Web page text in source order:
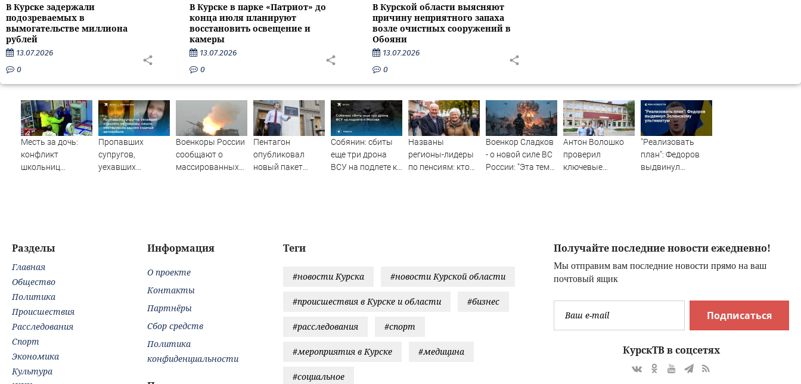
В Курске задержали
подозреваемых в
вымогательстве миллиона
рублей
13.07.2026
0
В Курске в парке «Патриот» до
конца июля планируют
восстановить освещение и
камеры
13.07.2026
0
В Курской области выясняют
причину неприятного запаха
возле очистных сооружений в
Обояни
13.07.2026
0
Месть за дочь:
конфликт
школьниц
Пропавших
супругов,
уехавших
Военкоры России
сообщают о
массированных
Пентагон
опубликовал
новый пакет
Собянин: сбиты
еще три дрона
ВСУ на подлете к
Названы
регионы-лидеры
по пенсиям: кто
Военкор Сладков
- о новой силе ВС
России: "Эта тема
Антон Волошко
проверил
ключевые
"Реализовать
план": Федоров
выдвинул
Получайте последние новости ежедневно!
Мы отправим вам последние новости прямо на ваш
почтовый ящик
Подписаться
КурскТВ в соцсетях
Теги
#новости Курска #новости Курской области
#происшествия в Курске и области #бизнес
#расследования #спорт
#мероприятия в Курске #медицина
#социальное
Разделы
Главная
Общество
Политика
Происшествия
Расследования
Спорт
Экономика
Культура
Информация
О проекте
Контакты
Партнёры
Сбор средств
Политика
конфиденциальности